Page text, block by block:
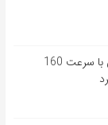
سریع‌ترین قطار سوخت هیدروژنی جهان با سرعت 160